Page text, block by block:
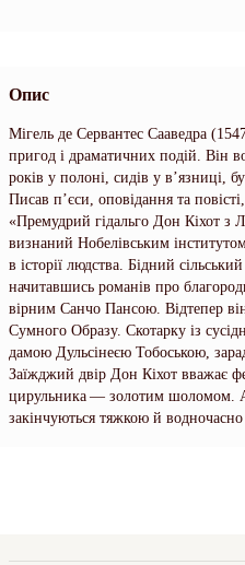
Опис
Мігель де Сервантес Сааведра
пригод і драматичних подій. Він
років у полоні, сидів у в’язниці,
Писав п’єси, оповідання та
«Премудрий гідальго Дон Кіхот з
визнаний Нобелівським
в історії людства. Бідний
начитавшись романів про
вірним Санчо Пансою. Відтепер
Сумного Образу. Скотарку із
дамою Дульсінеєю Тобоською,
Заїжджий двір Дон Кіхот вважає
цирульника — золотим шоломом.
закінчуються тяжкою й водночасно